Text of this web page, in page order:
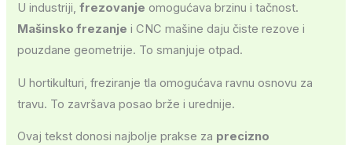
U industriji,frezovanje omogućava brzinu i tačnost.
Mašinsko frezanje i CNC mašine daju čiste rezove i
pouzdane geometrije. To smanjuje otpad.
U hortikulturi, freziranje tla omogućava ravnu osnovu za
travu. To završava posao brže i urednije.
Ovaj tekst donosi najbolje prakse za precizno